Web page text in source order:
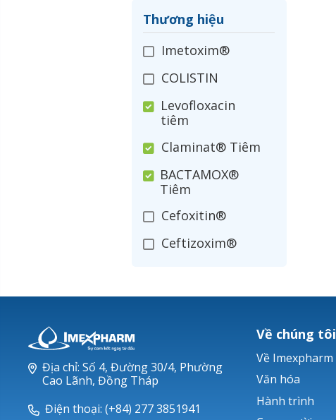
Thương hiệu
Imetoxim®
COLISTIN
Levofloxacin
tiêm
Claminat® Tiêm
BACTAMOX®
Tiêm
Cefoxitin®
Ceftizoxim®
Nerusyn®
Ticarlinat®
Zobacta®
Địa chỉ: Số 4, Đường 30/4, Phường
Cao Lãnh, Đồng Tháp
Điện thoại: (+84) 277 3851941
Về chúng tôi
Về Imexpharm
Văn hóa
Hành trình